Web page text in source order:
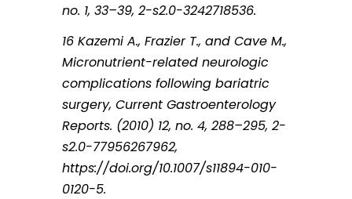
no. 1, 33–39, 2-s2.0-3242718536.
16 Kazemi A., Frazier T., and Cave M.,
Micronutrient-related neurologic
complications following bariatric
surgery, Current Gastroenterology
Reports. (2010) 12, no. 4, 288–295, 2-
s2.0-77956267962,
https://doi.org/10.1007/s11894-010-
0120-5.